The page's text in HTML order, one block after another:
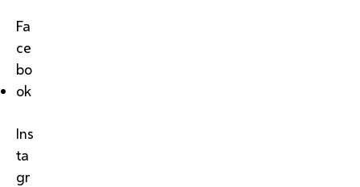
Fa
ce
bo
ok
Ins
ta
gr